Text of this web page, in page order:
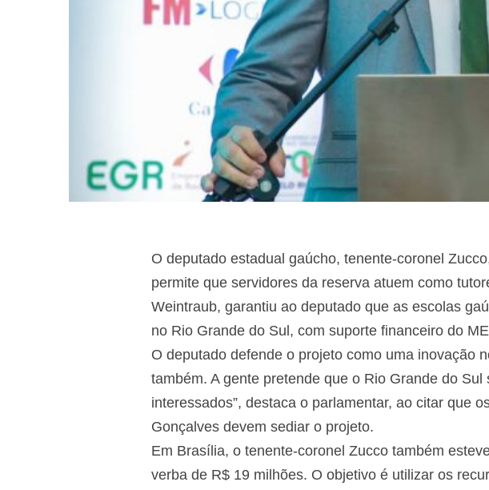
O deputado estadual gaúcho, tenente-coronel
permite que servidores da reserva atuem como
Weintraub, garantiu ao deputado que as escolas
no Rio Grande do Sul, com suporte financeiro do
O deputado defende o projeto como uma inovação
também. A gente pretende que o Rio Grande do
interessados”, destaca o parlamentar, ao citar que
Gonçalves devem sediar o projeto.
Em Brasília, o tenente-coronel Zucco também
verba de R$ 19 milhões. O objetivo é utilizar os